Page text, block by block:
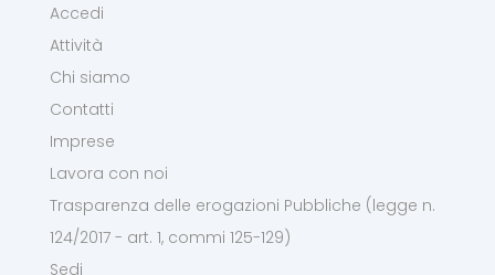
Accedi
Attività
Chi siamo
Contatti
Imprese
Lavora con noi
Trasparenza delle erogazioni Pubbliche (legge n.
124/2017 - art. 1, commi 125-129)
Sedi